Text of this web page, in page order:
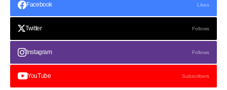
Facebook Likes
Twitter Follows
Instagram Follows
YouTube Subscribers